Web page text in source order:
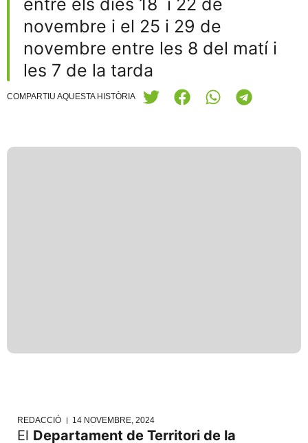
entre els dies 18 i 22 de
novembre i el 25 i 29 de
novembre entre les 8 del matí i
les 7 de la tarda
COMPARTIU AQUESTA HISTÒRIA
REDACCIÓ 14 NOVEMBRE, 2024
El Departament de Territori de la